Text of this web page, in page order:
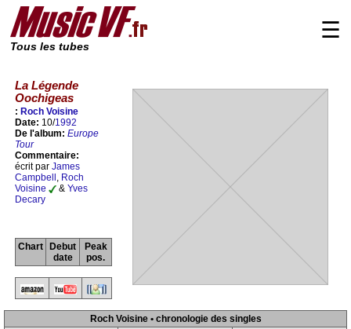
Tous les tubes
☰
La Légende
Oochigeas
: Roch Voisine
Date: 10/1992
De l'album: Europe
Tour
Commentaire:
écrit par James
Campbell , Roch
Voisine
& Yves
Decary
Chart
Debut
date
Peak
pos.
Roch Voisine • chronologie des singles